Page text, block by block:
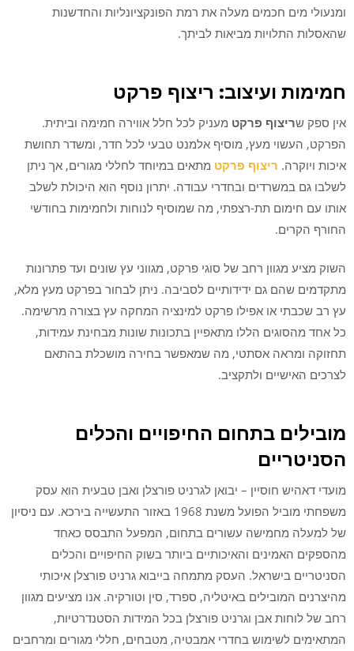
ומנעולי מים חכמים מעלה את רמת הפונקציונליות והחדשנות
שהאסלות התלויות מביאות לביתך.
חמימות ועיצוב: ריצוף פרקט
אין ספק שריצוף פרקט מעניק לכל חלל אווירה חמימה וביתית.
הפרקט, העשוי מעץ, מוסיף אלמנט טבעי לכל חדר, ומשדר תחושת
איכות ויוקרה. ריצוף פרקט מתאים במיוחד לחללי מגורים, אך ניתן
לשלבו גם במשרדים ובחדרי עבודה. יתרון נוסף הוא היכולת לשלב
אותו עם חימום תת-רצפתי, מה שמוסיף לנוחות ולחמימות בחודשי
החורף הקרים.
השוק מציע מגוון רחב של סוגי פרקט, מגווני עץ שונים ועד פתרונות
מתקדמים שהם גם ידידותיים לסביבה. ניתן לבחור בפרקט מעץ מלא,
עץ רב שכבתי או אפילו פרקט למינציה המחקה עץ בצורה מרשימה.
כל אחד מהסוגים הללו מתאפיין בתכונות שונות מבחינת עמידות,
תחזוקה ומראה אסתטי, מה שמאפשר בחירה מושכלת בהתאם
לצרכים האישיים ולתקציב.
מובילים בתחום החיפויים והכלים
הסניטריים
מועדי דאהיש חוסיין – יבואן לגרניט פורצלן ואבן טבעית הוא עסק
משפחתי מוביל הפועל משנת 1968 באזור התעשייה בירכא. עם ניסיון
של למעלה מחמישה עשורים בתחום, המפעל התבסס כאחד
מהספקים האמינים והאיכותיים ביותר בשוק החיפויים והכלים
הסניטריים בישראל. העסק מתמחה בייבוא גרניט פורצלן איכותי
מהיצרנים המובילים באיטליה, ספרד, סין וטורקיה. אנו מציעים מגוון
רחב של לוחות אבן וגרניט פורצלן בכל המידות הסטנדרטיות,
המתאימים לשימוש בחדרי אמבטיה, מטבחים, חללי מגורים ומרחבים